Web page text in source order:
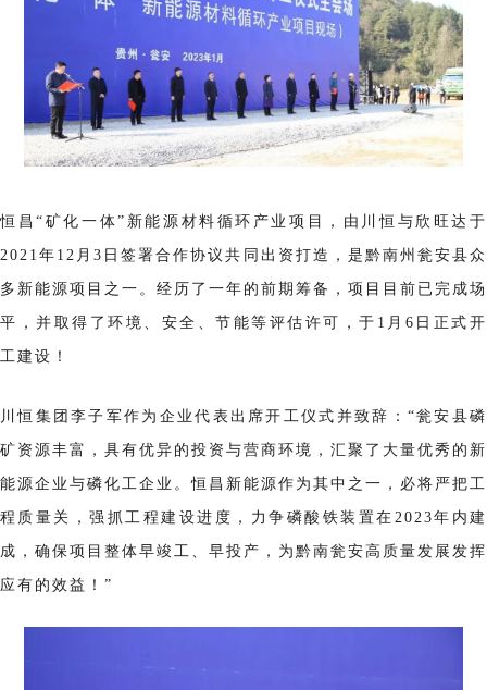
恒昌“矿化一体”新能源材料循环产业项目，由川恒与欣旺达于
2021年12 月3日签署合作协议共同出资打造，是黔南州瓮安县众
多新能源项目之一。经历了一年的前期筹备，项目目前已完成场
平，并取得了环境、安全、节能等评估许可，于1月6日正式开
工建设！
川恒集团李子军作为企业代表出席开工仪式并致辞：“瓮安县磷
矿资源丰富，具有优异的投资与营商环境，汇聚了大量优秀的新
能源企业与磷化工企业。恒昌新能源作为其中之一，必将严把工
程质量关，强抓工程建设进度，力争磷酸铁装置在2023年内建
成，确保项目整体早竣工、早投产，为黔南瓮安高质量发展发挥
应有的效益！”